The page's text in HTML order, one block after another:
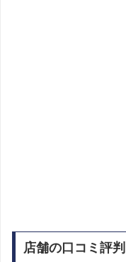
店舗の口コミ評判